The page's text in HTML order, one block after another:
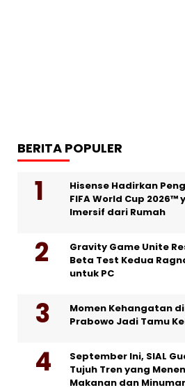
BERITA POPULER
Hisense Hadirkan
FIFA World Cup 2026™
Imersif dari Rumah
Gravity Game Unite
Beta Test Kedua
untuk PC
Momen Kehangatan
Prabowo Jadi Tamu
September Ini, SIAL
Tujuh Tren yang
Makanan dan